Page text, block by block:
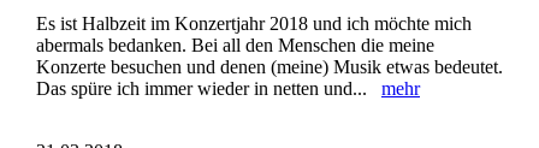
Es ist Halbzeit im Konzertjahr 2018 und ich möchte mich
abermals bedanken. Bei all den Menschen die meine
Konzerte besuchen und denen (meine) Musik etwas bedeutet.
Das spüre ich immer wieder in netten und... mehr